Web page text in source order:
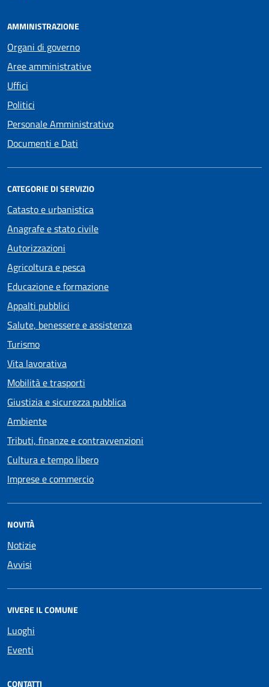
AMMINISTRAZIONE
Organi di governo
Aree amministrative
Uffici
Politici
Personale Amministrativo
Documenti e Dati
CATEGORIE DI SERVIZIO
Catasto e urbanistica
Anagrafe e stato civile
Autorizzazioni
Agricoltura e pesca
Educazione e formazione
Appalti pubblici
Salute, benessere e assistenza
Turismo
Vita lavorativa
Mobilità e trasporti
Giustizia e sicurezza pubblica
Ambiente
Tributi, finanze e contravvenzioni
Cultura e tempo libero
Imprese e commercio
NOVITÀ
Notizie
Avvisi
VIVERE IL COMUNE
Luoghi
Eventi
CONTATTI